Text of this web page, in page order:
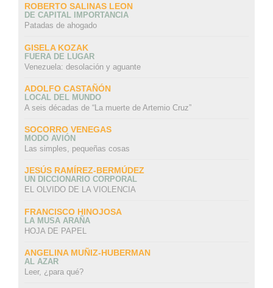
ROBERTO SALINAS LEON
DE CAPITAL IMPORTANCIA
Patadas de ahogado
GISELA KOZAK
FUERA DE LUGAR
Venezuela: desolación y aguante
ADOLFO CASTAÑÓN
LOCAL DEL MUNDO
A seis décadas de “La muerte de Artemio Cruz”
SOCORRO VENEGAS
MODO AVIÓN
Las simples, pequeñas cosas
JESÚS RAMÍREZ-BERMÚDEZ
UN DICCIONARIO CORPORAL
EL OLVIDO DE LA VIOLENCIA
FRANCISCO HINOJOSA
LA MUSA ARAÑA
HOJA DE PAPEL
ANGELINA MUÑIZ-HUBERMAN
AL AZAR
Leer, ¿para qué?